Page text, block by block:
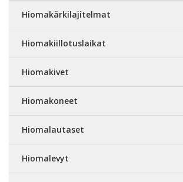
Hiomakärkilajitelmat
Hiomakiillotuslaikat
Hiomakivet
Hiomakoneet
Hiomalautaset
Hiomalevyt